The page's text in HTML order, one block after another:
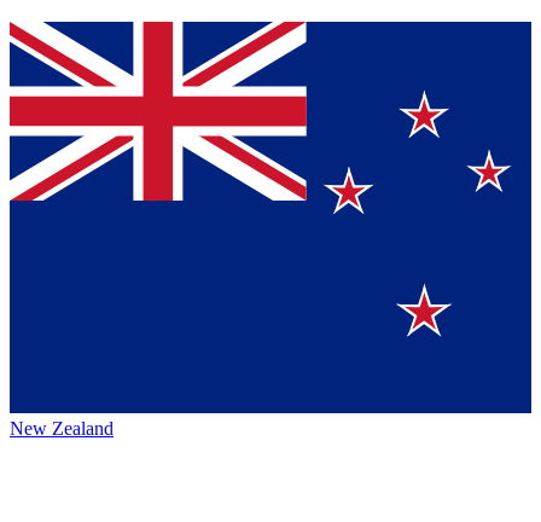
New Zealand